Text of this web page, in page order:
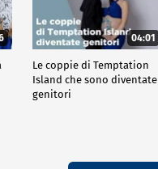
04:01
Le coppie di Temptation
Island che sono diventate
genitori